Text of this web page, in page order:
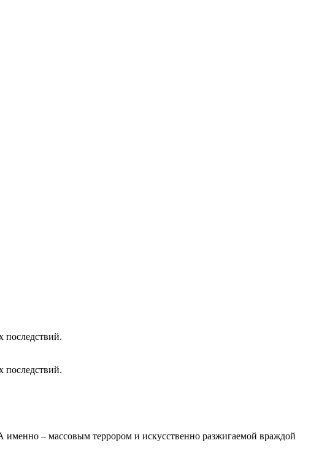
последствий.
последствий.
– массовым террором и искусственно разжигаемой враждой